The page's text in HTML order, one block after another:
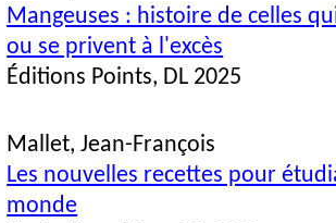
Mangeuses : histoire de celles
ou se privent à l'excès
Éditions Points, DL 2025
Mallet, Jean-François
Les nouvelles recettes pour
monde